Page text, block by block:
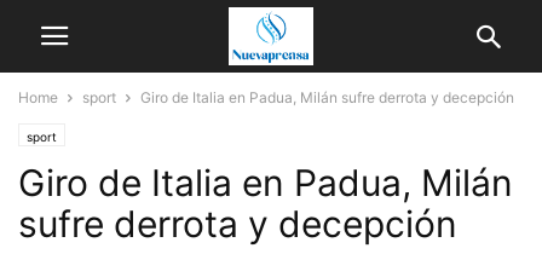
Home sport Giro de Italia en Padua, Milán sufre derrota y decepción
sport
Giro de Italia en Padua, Milán
sufre derrota y decepción